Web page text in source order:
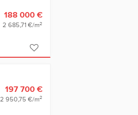
188 000 €
2 685,71 €/m2
197 700 €
2 950,75 €/m2